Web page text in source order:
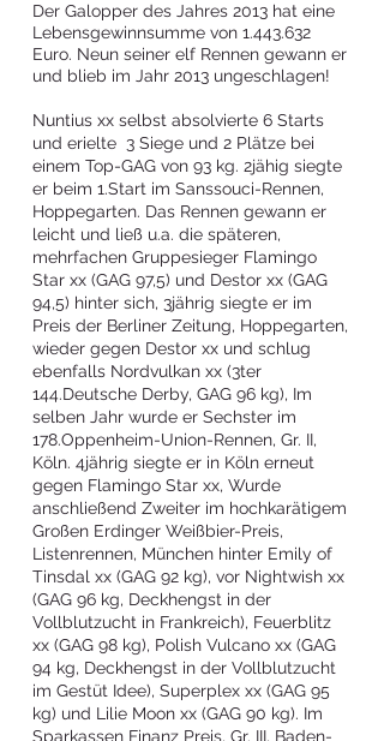
Der Galopper des Jahres 2013 hat eine
Lebensgewinnsumme von 1.443.632
Euro. Neun seiner elf Rennen gewann er
und blieb im Jahr 2013 ungeschlagen!
Nuntius xx selbst absolvierte 6 Starts
und erielte 3 Siege und 2 Plätze bei
einem Top-GAG von 93 kg. 2jähig siegte
er beim 1.Start im Sanssouci-Rennen,
Hoppegarten. Das Rennen gewann er
leicht und ließ u.a. die späteren,
mehrfachen Gruppesieger Flamingo
Star xx (GAG 97,5) und Destor xx (GAG
94,5) hinter sich, 3jährig siegte er im
Preis der Berliner Zeitung, Hoppegarten,
wieder gegen Destor xx und schlug
ebenfalls Nordvulkan xx (3ter
144.Deutsche Derby, GAG 96 kg), Im
selben Jahr wurde er Sechster im
178.Oppenheim-Union-Rennen, Gr. II,
Köln. 4jährig siegte er in Köln erneut
gegen Flamingo Star xx, Wurde
anschließend Zweiter im hochkarätigem
Großen Erdinger Weißbier-Preis,
Listenrennen, München hinter Emily of
Tinsdal xx (GAG 92 kg), vor Nightwish xx
(GAG 96 kg, Deckhengst in der
Vollblutzucht in Frankreich), Feuerblitz
xx (GAG 98 kg), Polish Vulcano xx (GAG
94 kg, Deckhengst in der Vollblutzucht
im Gestüt Idee), Superplex xx (GAG 95
kg) und Lilie Moon xx (GAG 90 kg). Im
Sparkassen Finanz Preis, Gr. III, Baden-